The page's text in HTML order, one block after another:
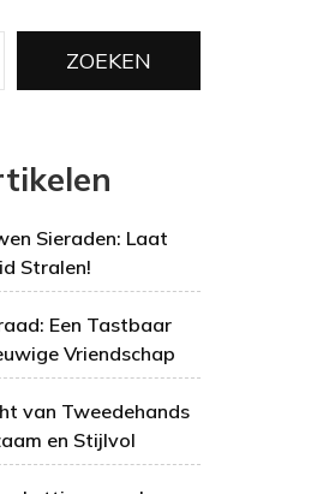
ZOEKEN
Sieraden: Laat
Stralen!
Een Tastbaar
Vriendschap
van Tweedehands
en Stijlvol